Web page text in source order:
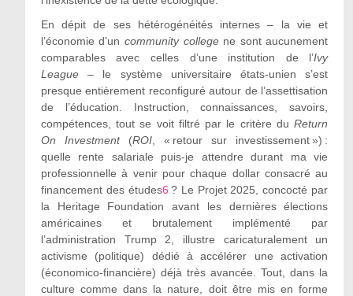
En dépit de ses hétérogénéités internes – la vie et
l’économie d’uncommunity collegene sont aucunement
comparables avec celles d’une institution de l’Ivy
League– le système universitaire états-unien s’est
presque entièrement reconfiguré autour de l’assettisation
de l’éducation. Instruction, connaissances, savoirs,
compétences, tout se voit filtré par le critère duReturn
On Investment(ROI , « retour sur investissement ») :
quelle rente salariale puis-je attendre durant ma vie
professionnelle à venir pour chaque dollar consacré au
financement des études6 ? Le Projet 2025, concocté par
la Heritage Foundation avant les dernières élections
américaines et brutalement implémenté par
l’administration Trump 2, illustre caricaturalement un
activisme (politique) dédié à accélérer une activation
(économico-financière) déjà très avancée. Tout, dans la
culture comme dans la nature, doit être mis en forme